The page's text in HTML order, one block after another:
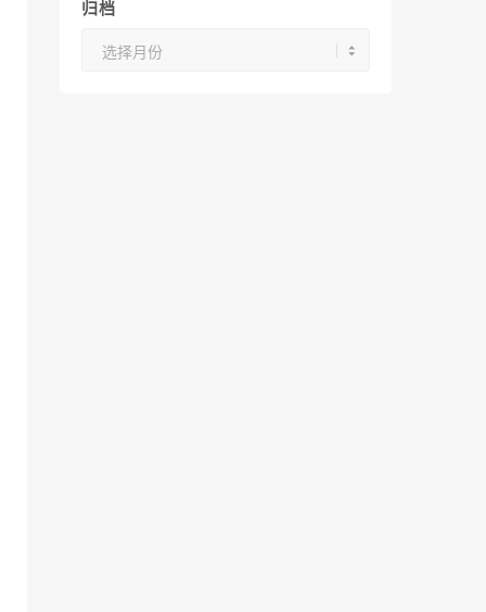
归档